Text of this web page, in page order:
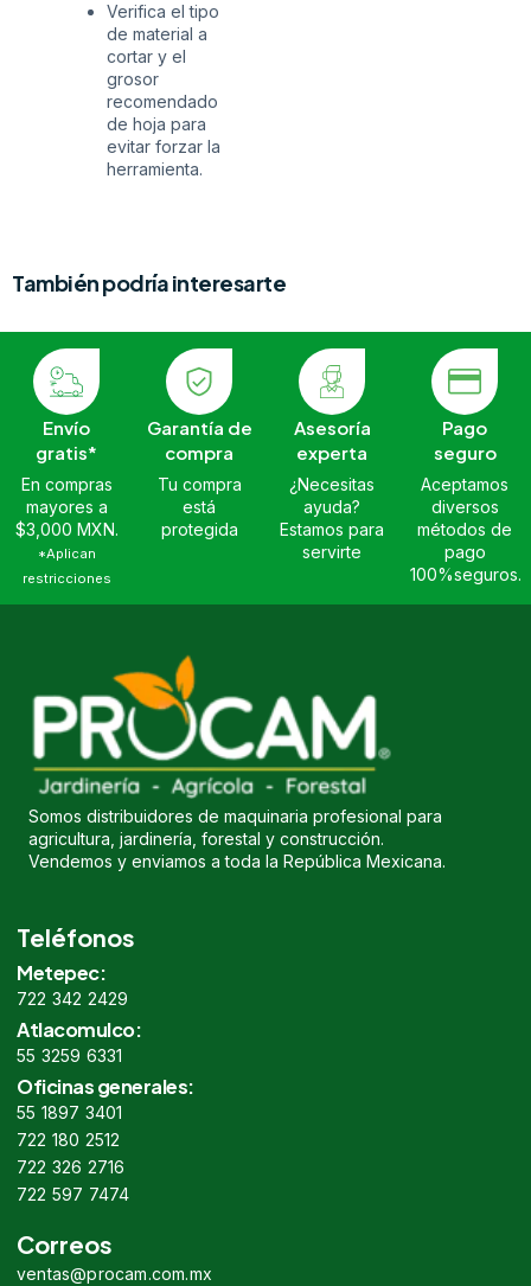
Verifica el tipo
de material a
cortar y el
grosor
recomendado
de hoja para
evitar forzar la
herramienta.
También podría interesarte
Envío
gratis*
En compras
mayores a
$3,000 MXN.
*Aplican
restricciones
Garantía de
compra
Tu compra
está
protegida
Asesoría
experta
¿Necesitas
ayuda?
Estamos para
servirte
Pago
seguro
Aceptamos
diversos
métodos de
pago
100%seguros.
Somos distribuidores de maquinaria profesional para
agricultura, jardinería, forestal y construcción.
Vendemos y enviamos a toda la República Mexicana.
Teléfonos
Metepec:
722 342 2429
Atlacomulco:
55 3259 6331
Oficinas generales:
55 1897 3401
722 180 2512
722 326 2716
722 597 7474
Correos
ventas@procam.com.mx